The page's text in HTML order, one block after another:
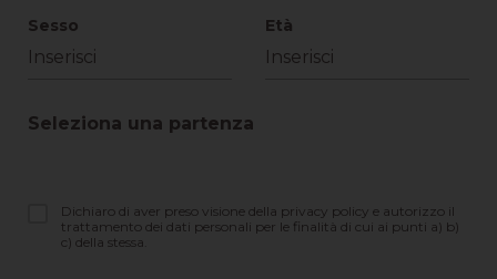
Sesso Età
Seleziona una partenza
Dichiaro di aver preso visione della privacy policy e autorizzo il
trattamento dei dati personali per le finalità di cui ai punti a) b)
c) della stessa.